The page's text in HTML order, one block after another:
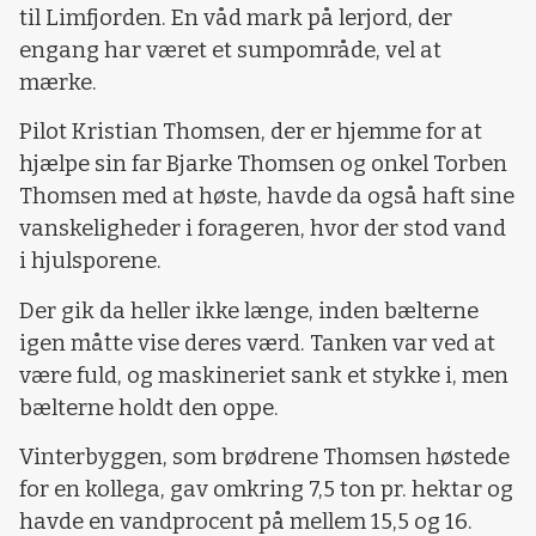
til Limfjorden. En våd mark på lerjord, der
engang har været et sumpområde, vel at
mærke.
Pilot Kristian Thomsen, der er hjemme for at
hjælpe sin far Bjarke Thomsen og onkel Torben
Thomsen med at høste, havde da også haft sine
vanskeligheder i forageren, hvor der stod vand
i hjulsporene.
Der gik da heller ikke længe, inden bælterne
igen måtte vise deres værd. Tanken var ved at
være fuld, og maskineriet sank et stykke i, men
bælterne holdt den oppe.
Vinterbyggen, som brødrene Thomsen høstede
for en kollega, gav omkring 7,5 ton pr. hektar og
havde en vandprocent på mellem 15,5 og 16.